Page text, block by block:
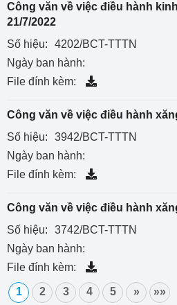
Công văn về việc điều hành
21/7/2022
Số hiệu:
4202/BCT-TTTN
Ngày ban hành:
File đính kèm:
Công văn về việc điều hành
Số hiệu:
3942/BCT-TTTN
Ngày ban hành:
File đính kèm:
Công văn về việc điều hành
Số hiệu:
3742/BCT-TTTN
Ngày ban hành:
File đính kèm:
1 2 3 4 5 » »»